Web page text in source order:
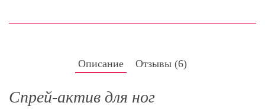
Описание Отзывы (6)
Спрей-актив для ног